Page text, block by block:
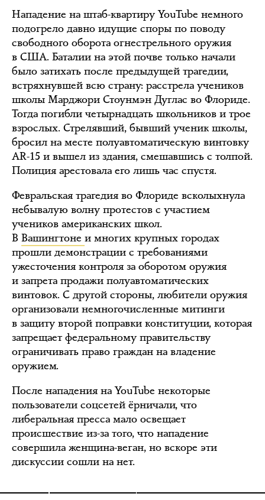
Нападение на штаб-квартиру YouTube немного
подогрело давно идущие споры по поводу
свободного оборота огнестрельного оружия
в США. Баталии на этой почве только начали
было затихать после предыдущей трагедии,
встряхнувшей всю страну: расстрела учеников
школы Марджори Стоунмэн Дуглас во Флориде.
Тогда погибли четырнадцать школьников и трое
взрослых. Стрелявший, бывший ученик школы,
бросил на месте полуавтоматическую винтовку
AR-15 и вышел из здания, смешавшись с толпой.
Полиция арестовала его лишь час спустя.
Февральская трагедия во Флориде всколыхнула
небывалую волну протестов с участием
учеников американских школ.
В Вашингтоне и многих крупных городах
прошли демонстрации с требованиями
ужесточения контроля за оборотом оружия
и запрета продажи полуавтоматических
винтовок. С другой стороны, любители оружия
организовали немногочисленные митинги
в защиту второй поправки конституции, которая
запрещает федеральному правительству
ограничивать право граждан на владение
оружием.
После нападения на YouTube некоторые
пользователи соцсетей ёрничали, что
либеральная пресса мало освещает
происшествие из-за того, что нападение
совершила женщина-веган, но вскоре эти
дискуссии сошли на нет.